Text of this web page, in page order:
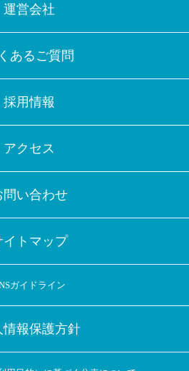
運営会社
あるご質問
採用情報
アクセス
問い合わせ
イトマップ
ガイドライン
情報保護方針